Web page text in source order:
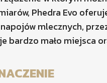
Phedra Evo
mlecznych,
bardzo mało miejsca